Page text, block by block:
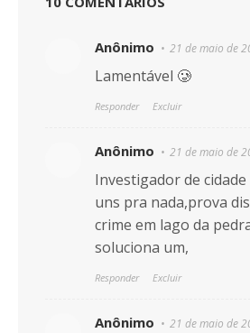
Anônimo 21 de maio de
Lamentável 🥲
Responder Excluir
Anônimo 21 de maio de
Investigador de
uns pra nada,prova
crime em lago da
soluciona um,
Responder Excluir
Anônimo 21 de maio de